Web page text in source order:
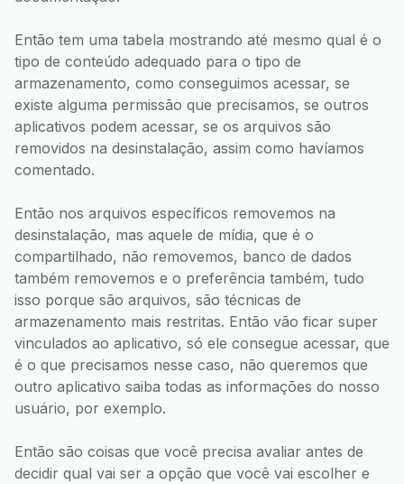
Então tem uma tabela mostrando até mesmo qual é o
tipo de conteúdo adequado para o tipo de
armazenamento, como conseguimos acessar, se
existe alguma permissão que precisamos, se outros
aplicativos podem acessar, se os arquivos são
removidos na desinstalação, assim como havíamos
comentado.
Então nos arquivos específicos removemos na
desinstalação, mas aquele de mídia, que é o
compartilhado, não removemos, banco de dados
também removemos e o preferência também, tudo
isso porque são arquivos, são técnicas de
armazenamento mais restritas. Então vão ficar super
vinculados ao aplicativo, só ele consegue acessar, que
é o que precisamos nesse caso, não queremos que
outro aplicativo saiba todas as informações do nosso
usuário, por exemplo.
Então são coisas que você precisa avaliar antes de
decidir qual vai ser a opção que você vai escolher e